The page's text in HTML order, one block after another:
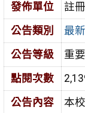
發佈單位
註
公告類別
最
公告等級
重要
點閱次數
公告內容
本